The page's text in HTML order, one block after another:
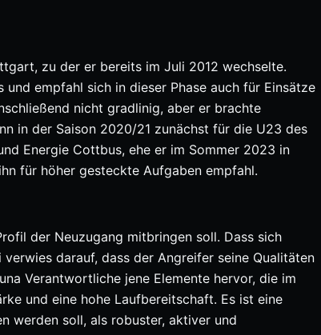
zu der er bereits im Juli 2012 wechselte.
empfahl sich in dieser Phase auch für Einsätze
nicht gradlinig, aber er brachte
in der Saison 2020/21 zunächst für die U23 des
Energie Cottbus, ehe er im Sommer 2023 in
für höher gesteckte Aufgaben empfahl.
der Neuzugang mitbringen soll. Dass sich
darauf, dass der Angreifer seine Qualitäten
Verantwortliche jene Elemente hervor, die im
und eine hohe Laufbereitschaft. Es ist eine
werden soll, als robuster, aktiver und